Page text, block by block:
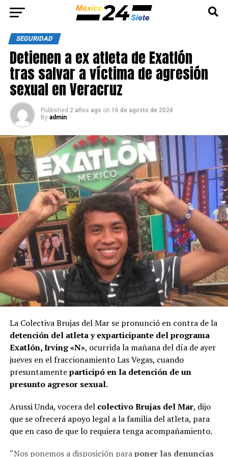
SEGURIDAD
Detienen a ex atleta de Exatlón
tras salvar a víctima de agresión
sexual en Veracruz
Published 2 años ago on 16 de agosto de 2024
By admin
La Colectiva Brujas del Mar se pronunció en contra de la
detención del atleta y exparticipante del programa
Exatlón, Irving «N», ocurrida la mañana del día de ayer
jueves en el fraccionamiento Las Vegas, cuando
presuntamenteparticipó en la detención de un
presunto agresor sexual.
Arussi Unda, vocera del colectivo Brujas del Mar, dijo
que se ofrecerá apoyo legal a la familia del atleta, para
que en caso de que lo requiera tenga acompañamiento.
“Nos ponemos a disposición paraponer las denuncias